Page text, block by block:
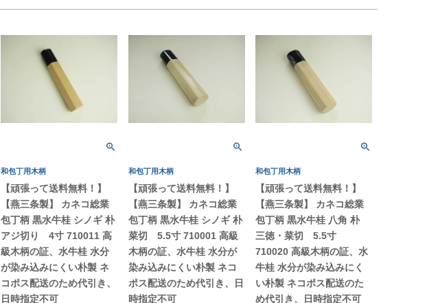
和包丁用木柄
【頑張って送料無料！】
【燕三条製】 カネコ総業
包丁柄 黒水牛桂 シノギ 朴
アジ切り 4寸 710011 高
級木柄の証、水牛桂 水分
が染み込みにくい朴製 ネ
コポス配送のため代引き、
日時指定不可
和包丁用木柄
【頑張って送料無料！】
【燕三条製】 カネコ総業
包丁柄 黒水牛桂 シノギ 朴
菜切 5.5寸 710001 高級
木柄の証、水牛桂 水分が
染み込みにくい朴製 ネコ
ポス配送のため代引き、日
時指定不可
和包丁用木柄
【頑張って送料無料！】
【燕三条製】 カネコ総業
包丁柄 黒水牛桂 八角 朴
三徳・菜切 5.5寸
710020 高級木柄の証、水
牛桂 水分が染み込みにく
い朴製 ネコポス配送のた
め代引き、日時指定不可